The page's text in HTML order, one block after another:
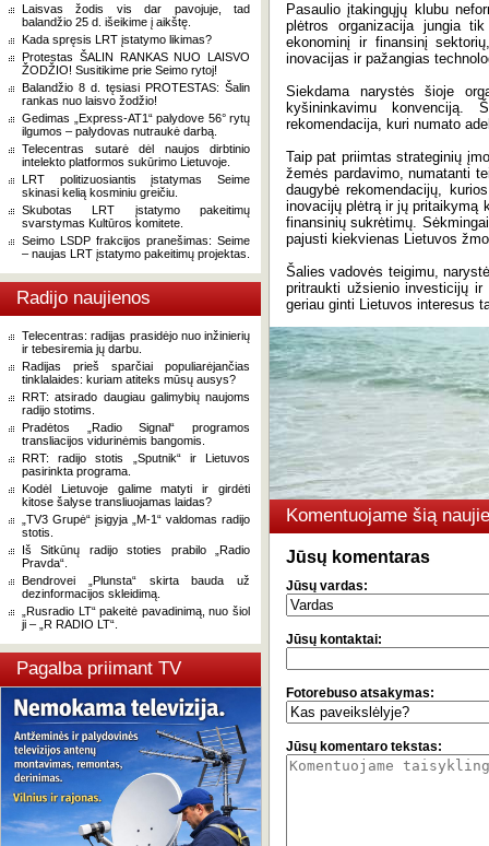
Laisvas žodis vis dar pavojuje, tad
balandžio 25 d. išeikime į aikštę.
Kada spręsis LRT įstatymo likimas?
Protestas ŠALIN RANKAS NUO LAISVO
ŽODŽIO! Susitikime prie Seimo rytoj!
Balandžio 8 d. tęsiasi PROTESTAS: Šalin
rankas nuo laisvo žodžio!
Gedimas „Express-AT1“ palydove 56° rytų
ilgumos – palydovas nutraukė darbą.
Telecentras sutarė dėl naujos dirbtinio
intelekto platformos sukūrimo Lietuvoje.
LRT politizuosiantis įstatymas Seime
skinasi kelią kosminiu greičiu.
Skubotas LRT įstatymo pakeitimų
svarstymas Kultūros komitete.
Seimo LSDP frakcijos pranešimas: Seime
– naujas LRT įstatymo pakeitimų projektas.
Radijo naujienos
Telecentras: radijas prasidėjo nuo inžinierių
ir tebesiremia jų darbu.
Radijas prieš sparčiai populiarėjančias
tinklalaides: kuriam atiteks mūsų ausys?
RRT: atsirado daugiau galimybių naujoms
radijo stotims.
Pradėtos „Radio Signal“ programos
transliacijos vidurinėmis bangomis.
RRT: radijo stotis „Sputnik“ ir Lietuvos
pasirinkta programa.
Kodėl Lietuvoje galime matyti ir girdėti
kitose šalyse transliuojamas laidas?
„TV3 Grupė“ įsigyja „M-1“ valdomas radijo
stotis.
Iš Sitkūnų radijo stoties prabilo „Radio
Pravda“.
Bendrovei „Plunsta“ skirta bauda už
dezinformacijos skleidimą.
„Rusradio LT“ pakeitė pavadinimą, nuo šiol
ji – „R RADIO LT“.
Pagalba priimant TV
Pasaulio įtakingųjų klubu
plėtros organizacija jungia
ekonominį ir finansinį
inovacijas ir pažangias
Siekdama narystės šioje
kyšininkavimu konvenciją.
rekomendacija, kuri numato
Taip pat priimtas strateginių
žemės pardavimo, numatanti
daugybė rekomendacijų,
inovacijų plėtrą ir jų pritaikymą
finansinių sukrėtimų.
pajusti kiekvienas Lietuvos
Šalies vadovės teigimu,
pritraukti užsienio investicijų
geriau ginti Lietuvos interesus
Komentuojame šią
Jūsų komentaras
Jūsų vardas:
Jūsų kontaktai:
Fotorebuso atsakymas:
Jūsų komentaro tekstas: